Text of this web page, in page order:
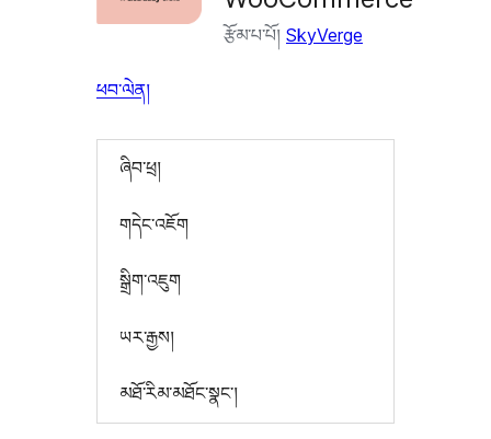
རྩོམ་པ་པོ། SkyVerge
ཕབ་ལེན།
ཞིབ་ཕྲ།
གདེང་འཇོག
སྒྲིག་འཇུག
ཡར་རྒྱས།
མཐོ་རིམ་མཐོང་སྣང་།